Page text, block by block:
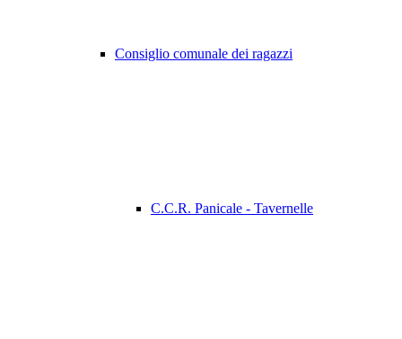
Consiglio comunale dei ragazzi
C.C.R. Panicale - Tavernelle